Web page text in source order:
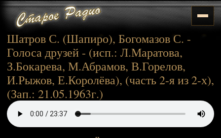
Шатров С. (Шапиро), Богомазов С. -
Голоса друзей - (исп.: Л.Маратова,
З.Бокарева, М.Абрамов, В.Горелов,
И.Рыжов, Е.Королёва), (часть 2-я из 2-х),
(Зап.: 21.05.1963г.)